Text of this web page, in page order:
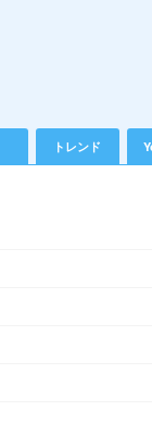
トレンド